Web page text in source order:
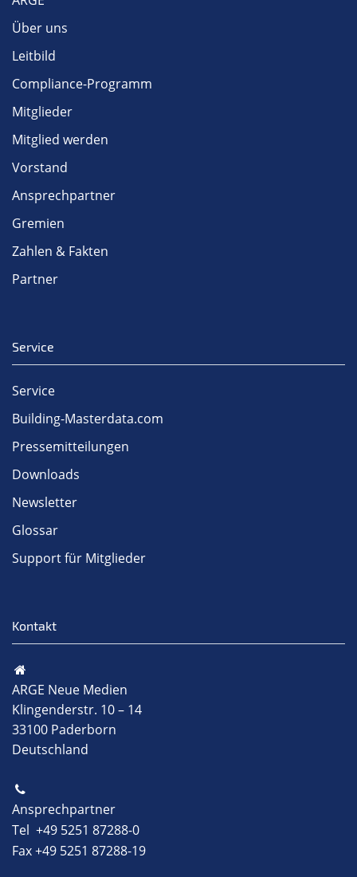
Über uns
Leitbild
Compliance-Programm
Mitglieder
Mitglied werden
Vorstand
Ansprechpartner
Gremien
Zahlen & Fakten
Partner
Service
Service
Building-Masterdata.com
Pressemitteilungen
Downloads
Newsletter
Glossar
Support für Mitglieder
Kontakt
ARGE Neue Medien
Klingenderstr. 10 – 14
33100 Paderborn
Deutschland
Ansprechpartner
Tel +49 5251 87288-0
Fax +49 5251 87288-19